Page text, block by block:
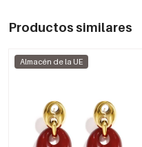
Productos similares
Almacén de la UE